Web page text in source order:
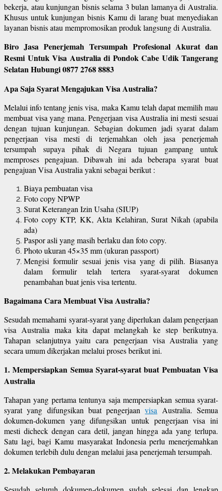
bekerja, atau kunjungan bisnis selama 3 bulan lamanya di Australia.
Khusus untuk kunjungan bisnis Kamu di larang buat menyediakan
layanan bisnis atau mempromosikan produk langsung di Australia.
Biro Jasa Penerjemah Tersumpah Profesional Akurat dan
Resmi Untuk Visa Australia di Pondok Cabe Udik Tangerang
Selatan Hubungi 0877 2768 8883
Apa Saja Syarat Mengajukan Visa Australia?
Melalui info tentang jenis visa, maka Kamu telah dapat memilih mau
membuat visa yang mana. Pengerjaan visa Australia ini mesti sesuai
dengan tujuan kunjungan. Sebagian dokumen jadi syarat dalam
pengerjaan visa mesti di terjemahkan oleh jasa penerjemah
tersumpah supaya pihak di Negara tujuan gampang untuk
memproses pengajuan. Dibawah ini ada beberapa syarat buat
pengajuan Visa Australia yakni sebagai berikut :
Biaya pembuatan visa
Foto copy NPWP
Surat Keterangan Izin Usaha (SIUP)
Foto copy KTP, KK, Akta Kelahiran, Surat Nikah (apabila
ada)
Paspor asli yang masih berlaku dan foto copy.
Photo ukuran 45×35 mm (ukuran passport)
Mengisi formulir sesuai jenis visa yang di pilih. Biasanya
dalam formulir telah tertera syarat-syarat dokumen
penambahan buat jenis visa tertentu.
Bagaimana Cara Membuat Visa Australia?
Sesudah memahami syarat-syarat yang diperlukan dalam pengerjaan
visa Australia maka kita dapat melangkah ke step berikutnya.
Tahapan selanjutnya yaitu cara pengerjaan visa Australia yang
secara umum dikerjakan melalui proses berikut ini.
1. Mempersiapkan Semua Syarat-syarat buat Pembuatan Visa
Australia
Tahapan yang pertama tentunya saja mempersiapkan semua syarat-
syarat yang difungsikan buat pengerjaanvisa Australia. Semua
dokumen-dokumen yang difungsikan untuk pengerjaan visa ini
mesti dicheck dengan cara detil, jangan hingga ada yang terlupa.
Satu lagi, bagi Kamu masyarakat Indonesia perlu menerjemahkan
dokumen terlebih dulu dengan melalui jasa penerjemah tersumpah.
2. Melakukan Pembayaran